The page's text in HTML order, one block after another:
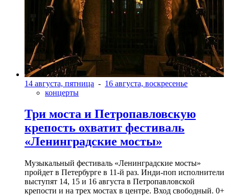
14 августа, пятница - 16 августа, воскресенье
концерты
Три моста и Петропавловскую
крепость охватит фестиваль
«Ленинградские мосты»
Музыкальный фестиваль «Ленинградские мосты»
пройдет в Петербурге в 11-й раз. Инди-поп исполнители
выступят 14, 15 и 16 августа в Петропавловской
крепости и на трех мостах в центре. Вход свободный. 0+